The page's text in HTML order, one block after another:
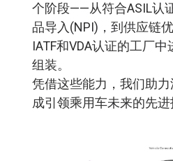
个阶段——从符合ASIL认
品导入(NPI)，到供应链
IATF和VDA认证的工厂
组装。
凭借这些能力，我们助
成引领乘用车未来的先进